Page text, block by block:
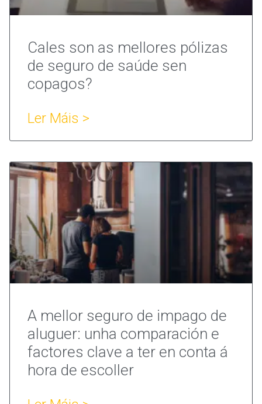
Cales son as mellores pólizas
de seguro de saúde sen
copagos?
Ler Máis >
A mellor seguro de impago de
aluguer: unha comparación e
factores clave a ter en conta á
hora de escoller